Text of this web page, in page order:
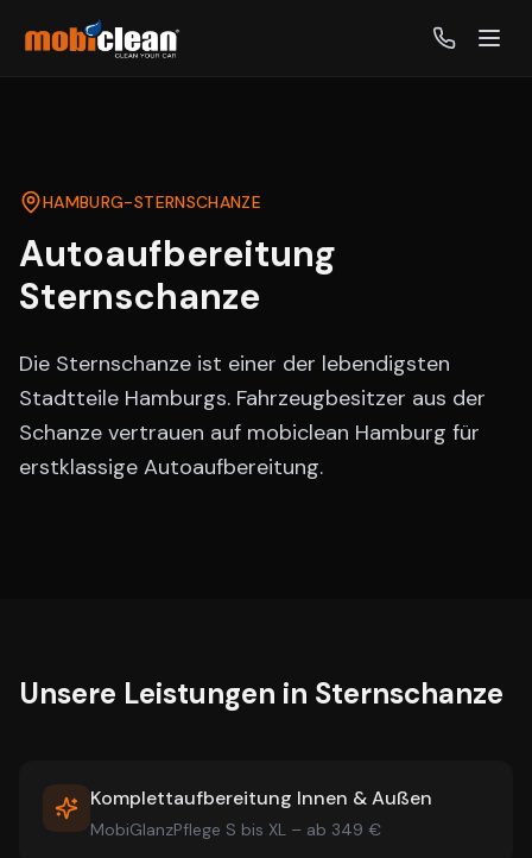
HAMBURG-STERNSCHANZE
Autoaufbereitung
Sternschanze
Die Sternschanze ist einer der lebendigsten
Stadtteile Hamburgs. Fahrzeugbesitzer aus der
Schanze vertrauen auf mobiclean Hamburg für
erstklassige Autoaufbereitung.
Unsere Leistungen in Sternschanze
Komplettaufbereitung Innen & Außen
MobiGlanzPflege S bis XL – ab 349 €